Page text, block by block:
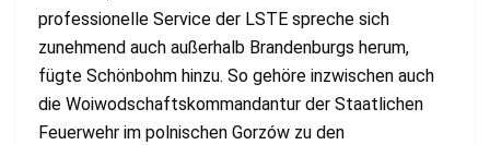
professionelle Service der LSTE spreche sich
zunehmend auch außerhalb Brandenburgs herum,
fügte Schönbohm hinzu. So gehöre inzwischen auch
die Woiwodschaftskommandantur der Staatlichen
Feuerwehr im polnischen Gorzów zu den